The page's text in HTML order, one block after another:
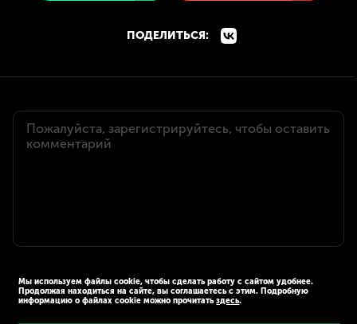
ПОДЕЛИТЬСЯ:
Мы используем файлы cookie, чтобы сделать работу с сайтом удобнее.
Продолжая находиться на сайте, вы соглашаетесь с этим. Подробную
информацию о файлах cookie можно прочитатьздесь.